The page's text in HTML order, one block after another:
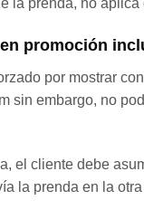
promoción
por mostrar
sin embargo, no
el cliente debe
la prenda en la